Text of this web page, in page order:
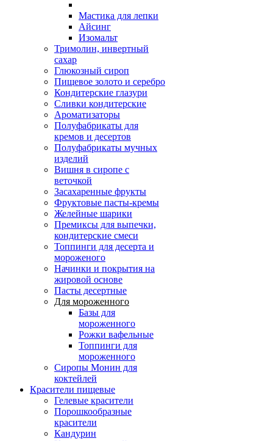
Мастика для лепки
Айсинг
Изомальт
Тримолин, инвертный
сахар
Глюкозный сироп
Пищевое золото и серебро
Кондитерские глазури
Сливки кондитерские
Ароматизаторы
Полуфабрикаты для
кремов и десертов
Полуфабрикаты мучных
изделий
Вишня в сиропе с
веточкой
Засахаренные фрукты
Фруктовые пасты-кремы
Желейные шарики
Премиксы для выпечки,
кондитерские смеси
Топпинги для десерта и
мороженого
Начинки и покрытия на
жировой основе
Пасты десертные
Для мороженного
Базы для
мороженного
Рожки вафельные
Топпинги для
мороженного
Сиропы Монин для
коктейлей
Красители пищевые
Гелевые красители
Порошкообразные
красители
Кандурин